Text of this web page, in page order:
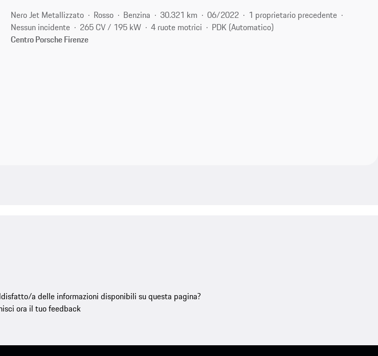
Nero Jet Metallizzato Rosso Benzina 30.321 km 06/2022
1 proprietario precedente
Nessun incidente
265 CV / 195 kW 4 ruote motrici
PDK (Automatico)
Centro Porsche Firenze
a delle informazioni disponibili su questa pagina?
ora il tuo feedback